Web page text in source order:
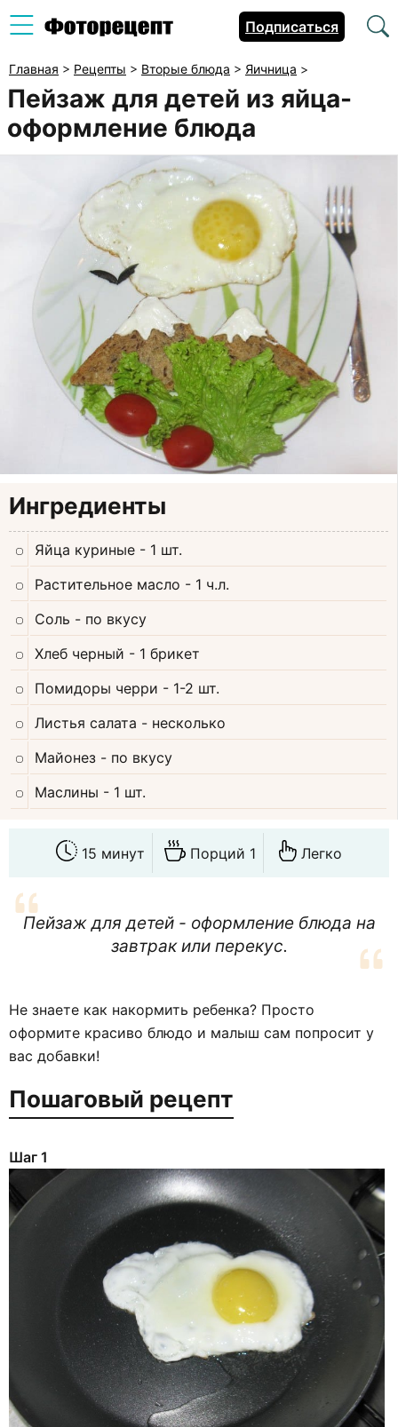
Подписаться
Главная > Рецепты > Вторые блюда > Яичница >
Пейзаж для детей из яйца-
оформление блюда
Ингредиенты
Яйца куриные - 1 шт.
Растительное масло - 1 ч.л.
Соль - по вкусу
Хлеб черный - 1 брикет
Помидоры черри - 1-2 шт.
Листья салата - несколько
Майонез - по вкусу
Маслины - 1 шт.
15 минут Порций 1 Легко
Пейзаж для детей - оформление блюда на
завтрак или перекус.
Не знаете как накормить ребенка? Просто
оформите красиво блюдо и малыш сам попросит у
вас добавки!
Пошаговый рецепт
Шаг 1